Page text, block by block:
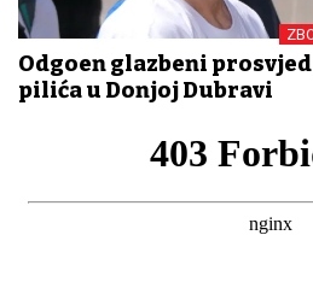
Odgođen glazbeni
pilića u Donjoj Dubravi